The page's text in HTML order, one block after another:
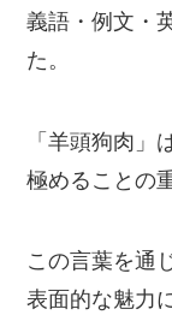
義語・例文・
た。
「羊頭狗肉」
極めることの
この言葉を通
表面的な魅力